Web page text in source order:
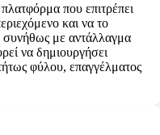
που επιτρέπει
και να το
συνήθως με αντάλλαγμα
να δημιουργήσει
φύλου, επαγγέλματος